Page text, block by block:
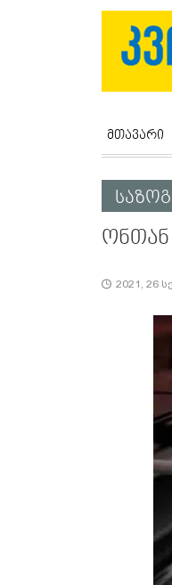
მთავარი
ონთან
2021, 26